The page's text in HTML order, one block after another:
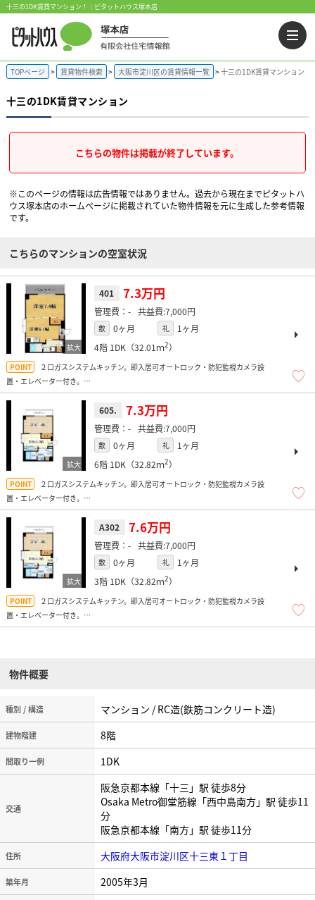
十三の1DK賃貸マンション！｜ピタットハウス塚本店
TOPページ 賃貸物件検索 大阪市淀川区の賃貸情報一覧 十三の1DK賃貸マンション
十三の1DK賃貸マンション
こちらの物件は掲載が終了しています。
※このページの情報は広告情報ではありません。過去から現在までピタットハ
ウス塚本店のホームぺージに掲載されていた物件情報を元に生成した参考情報
です。
こちらのマンションの空室状況
401 7.3万円
- 7,000円
敷 0ヶ月 礼
1ヶ月
4階 1DK（32.01ｍ2）
２口ガスシステムキッチン。即入居可オートロック・防犯監視カメラ設
置・エレベーター付き。
セパレート・シャンプードレッサー・室内洗濯機置場有り。
コンビニ徒歩２分・すぐ傍に淀川河川敷があり、住環境良好です。
605. 7.3万円
- 7,000円
敷 0ヶ月 礼
1ヶ月
6階 1DK（32.82ｍ2）
２口ガスシステムキッチン。即入居可オートロック・防犯監視カメラ設
置・エレベーター付き。
セパレート・シャンプードレッサー・室内洗濯機置場有り。
コンビニ徒歩２分・すぐ傍に淀川河川敷があり、住環境良好です。
A302 7.6万円
- 7,000円
敷 0ヶ月 礼
1ヶ月
3階 1DK（32.82ｍ2）
２口ガスシステムキッチン。即入居可オートロック・防犯監視カメラ設
置・エレベーター付き。
セパレート・シャンプードレッサー・室内洗濯機置場有り。
物件概要
種別 / 構造 マンション / RC造(鉄筋コンクリート造)
建物階建 8階
間取り一例 1DK
交通
阪急京都本線「十三」駅 徒歩8分
Osaka Metro御堂筋線「西中島南方」駅 徒歩11
分
阪急京都本線「南方」駅 徒歩11分
住所 大阪府大阪市淀川区十三東１丁目
築年月 2005年3月